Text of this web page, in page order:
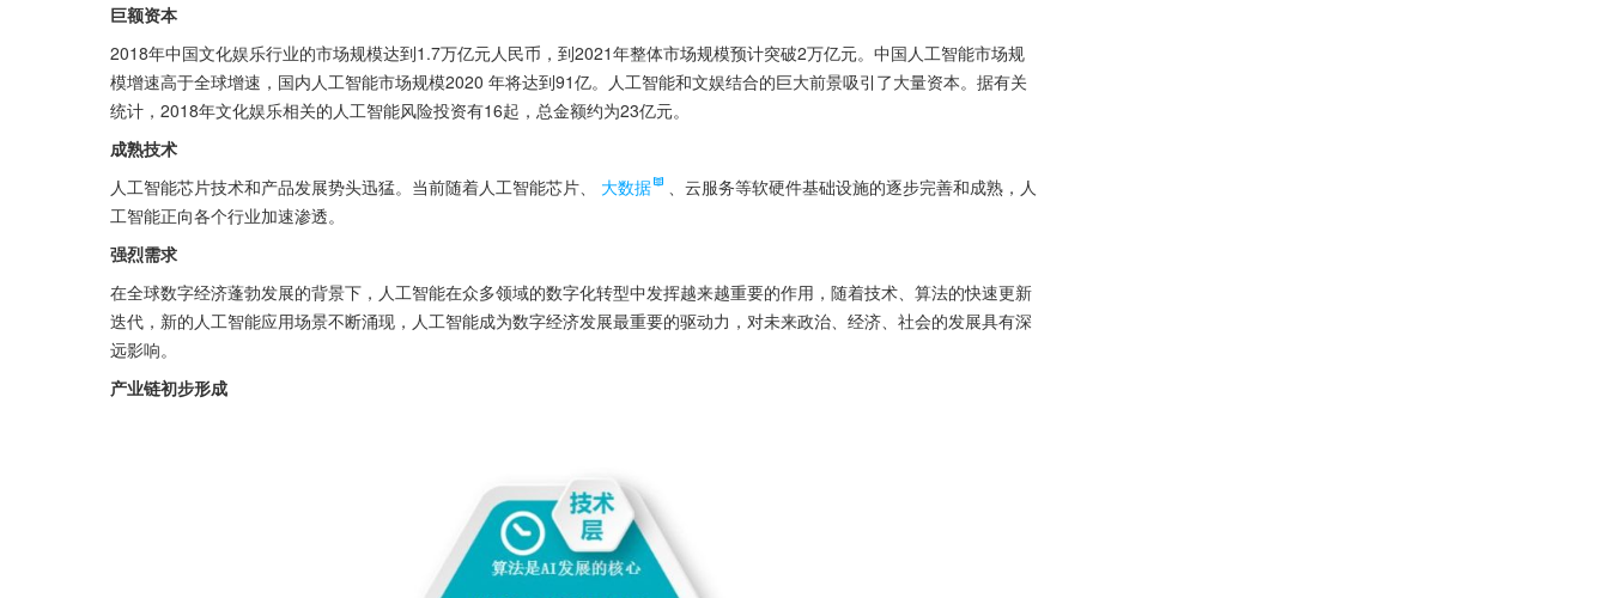
巨额资本
2018年中国文化娱乐行业的市场规模达到1.7万亿元人民币，到2021年整体市场规模预计突破2万亿元。中国人工智能市场规
模增速高于全球增速，国内人工智能市场规模2020 年将达到91亿。人工智能和文娱结合的巨大前景吸引了大量资本。据有关
统计，2018年文化娱乐相关的人工智能风险投资有16起，总金额约为23亿元。
成熟技术
人工智能芯片技术和产品发展势头迅猛。当前随着人工智能芯片、
大数据
、云服务等软硬件基础设施的逐步完善和成熟，人
工智能正向各个行业加速渗透。
强烈需求
在全球数字经济蓬勃发展的背景下，人工智能在众多领域的数字化转型中发挥越来越重要的作用，随着技术、算法的快速更新
迭代，新的人工智能应用场景不断涌现，人工智能成为数字经济发展最重要的驱动力，对未来政治、经济、社会的发展具有深
远影响。
产业链初步形成